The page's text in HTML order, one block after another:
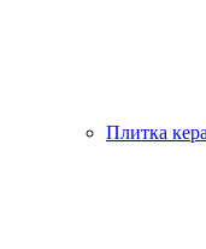
Плитка